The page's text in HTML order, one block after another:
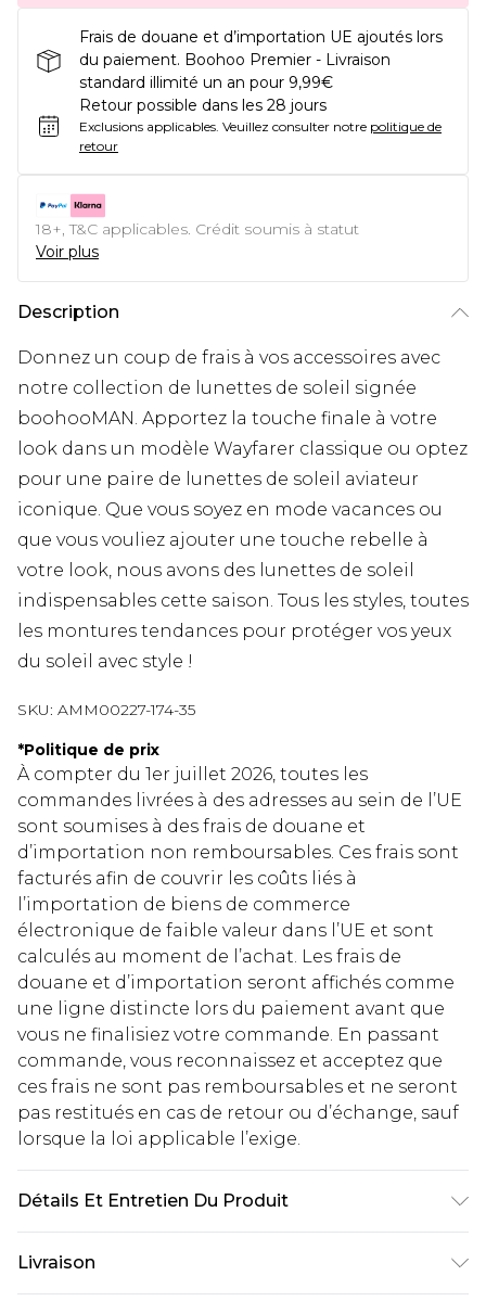
Frais de douane et d’importation UE ajoutés lors
du paiement. Boohoo Premier - Livraison
standard illimité un an pour 9,99€
Retour possible dans les 28 jours
Exclusions applicables. Veuillez consulter notre politique de
retour
18+, T&C applicables. Crédit soumis à statut
Voir plus
Description
Donnez un coup de frais à vos accessoires avec
notre collection de lunettes de soleil signée
boohooMAN. Apportez la touche finale à votre
look dans un modèle Wayfarer classique ou optez
pour une paire de lunettes de soleil aviateur
iconique. Que vous soyez en mode vacances ou
que vous vouliez ajouter une touche rebelle à
votre look, nous avons des lunettes de soleil
indispensables cette saison. Tous les styles, toutes
les montures tendances pour protéger vos yeux
du soleil avec style !
SKU: AMM00227-174-35
*Politique de prix
À compter du 1er juillet 2026, toutes les
commandes livrées à des adresses au sein de l’UE
sont soumises à des frais de douane et
d’importation non remboursables. Ces frais sont
facturés afin de couvrir les coûts liés à
l’importation de biens de commerce
électronique de faible valeur dans l’UE et sont
calculés au moment de l’achat. Les frais de
douane et d’importation seront affichés comme
une ligne distincte lors du paiement avant que
vous ne finalisiez votre commande. En passant
commande, vous reconnaissez et acceptez que
ces frais ne sont pas remboursables et ne seront
pas restitués en cas de retour ou d’échange, sauf
lorsque la loi applicable l’exige.
Détails Et Entretien Du Produit
Livraison